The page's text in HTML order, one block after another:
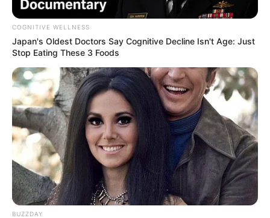
COGNITIVE WELLNESS
Japan's Oldest Doctors Say Cognitive Decline Isn't Age: Just
Stop Eating These 3 Foods
BUZZDAY